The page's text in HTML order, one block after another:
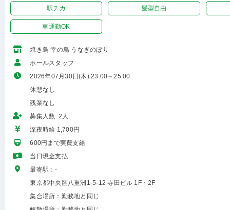
駅チカ 髪型自由
車通勤OK
焼き鳥 幸の鳥 うなぎのぼり
ホールスタッフ
2026年07月30日(木) 23:00～25:00
休憩なし
残業なし
募集人数 2人
深夜時給 1,700円
600円まで実費支給
当日現金支払
最寄駅：-
東京都中央区八重洲1-5-12 寺田ビル 1F・2F
集合場所：勤務地と同じ